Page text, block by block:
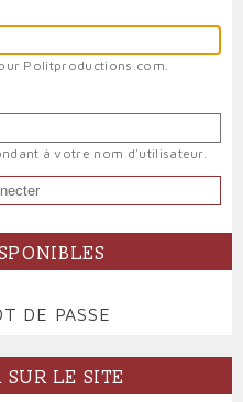
Politproductions.com.
à votre nom d'utilisateur.
DE PASSE
SUR LE SITE